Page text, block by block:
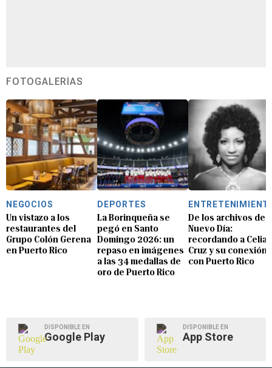
FOTOGALERÍAS
NEGOCIOS
Un vistazo a los
restaurantes del
Grupo Colón Gerena
en Puerto Rico
DEPORTES
La Borinqueña se
pegó en Santo
Domingo 2026: un
repaso en imágenes
a las 34 medallas de
oro de Puerto Rico
De los archivos de
Nuevo Día:
recordando a Celia
Cruz y su conexión
con Puerto Rico
DISPONIBLE EN
Google Play
DISPONIBLE EN
App Store